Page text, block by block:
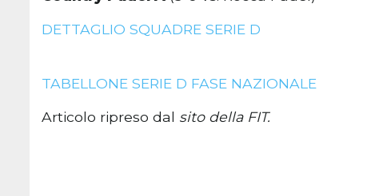
DETTAGLIO SQUADRE SERIE D
TABELLONE SERIE D FASE NAZIONALE
Articolo ripreso dal sito della FIT.